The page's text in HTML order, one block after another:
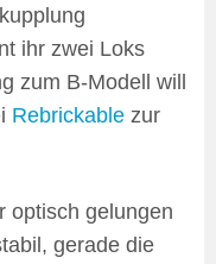
ihr zwei Loks
zum B-Modell will
Rebrickable zur
optisch gelungen
gerade die